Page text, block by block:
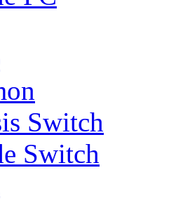
Switch
Switch